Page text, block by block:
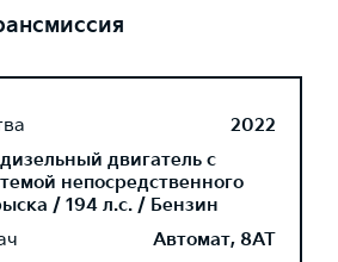
2022
двигатель с
непосредственного
/ 194 л.с. / Бензин
Автомат, 8AT